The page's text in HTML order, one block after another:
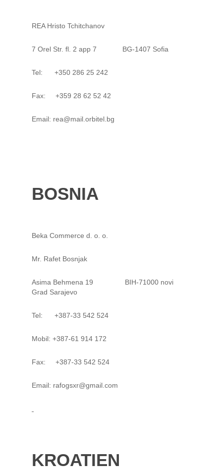
REA Hristo Tchitchanov
7 Orel Str. fl. 2 app 7 BG-1407 Sofia
Tel: +350 286 25 242
Fax: +359 28 62 52 42
Email: rea@mail.orbitel.bg
BOSNIA
Beka Commerce d. o. o.
Mr. Rafet Bosnjak
Asima Behmena 19 BIH-71000 novi
Grad Sarajevo
Tel: +387-33 542 524
Mobil: +387-61 914 172
Fax: +387-33 542 524
Email: rafogsxr@gmail.com
KROATIEN